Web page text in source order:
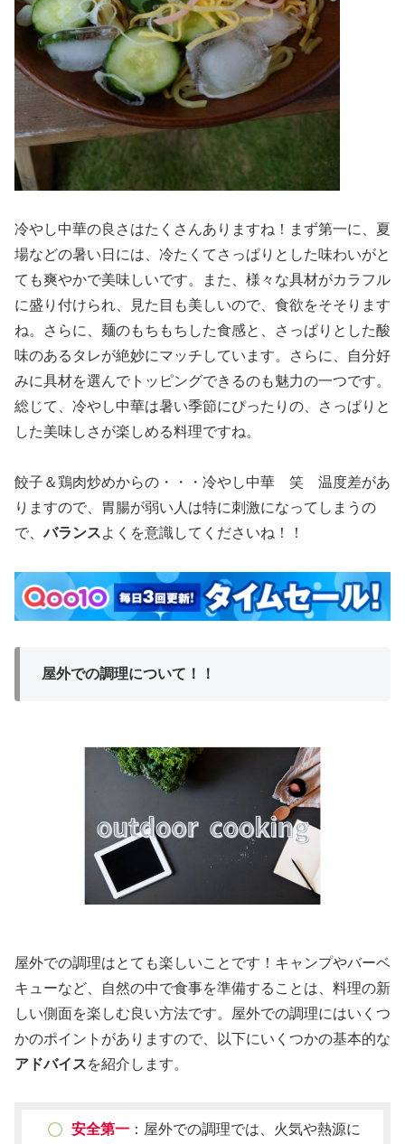
冷やし中華の良さはたくさんありますね！まず第一に、夏
場などの暑い日には、冷たくてさっぱりとした味わいがと
ても爽やかで美味しいです。また、様々な具材がカラフル
に盛り付けられ、見た目も美しいので、食欲をそそります
ね。さらに、麺のもちもちした食感と、さっぱりとした酸
味のあるタレが絶妙にマッチしています。さらに、自分好
みに具材を選んでトッピングできるのも魅力の一つです。
総じて、冷やし中華は暑い季節にぴったりの、さっぱりと
した美味しさが楽しめる料理ですね。
餃子＆鶏肉炒めからの・・・冷やし中華 笑 温度差があ
りますので、胃腸が弱い人は特に刺激になってしまうの
で、バランスよくを意識してくださいね！！
屋外での調理について！！
屋外での調理はとても楽しいことです！キャンプやバーベ
キューなど、自然の中で食事を準備することは、料理の新
しい側面を楽しむ良い方法です。屋外での調理にはいくつ
かのポイントがありますので、以下にいくつかの基本的な
アドバイスを紹介します。
安全第一：屋外での調理では、火気や熱源に